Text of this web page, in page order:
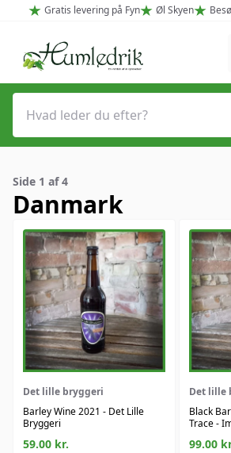
Spring til hovedindhold (Tryk Enter)
Gratis levering på Fyn Øl Skyen
Side 1 af 4
Danmark
Det lille bryggeri
Barley Wine 2021 - Det Lille
Bryggeri
59.00 kr.
Det lille
Black
Trace -
99.00